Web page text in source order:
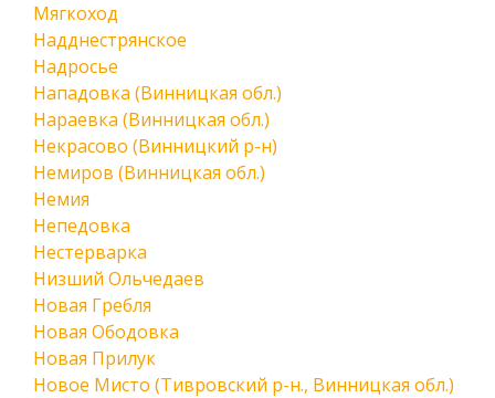
Мягкоход
Надднестрянское
Надросье
Нападовка (Винницкая обл.)
Нараевка (Винницкая обл.)
Некрасово (Винницкий р-н)
Немиров (Винницкая обл.)
Немия
Непедовка
Нестерварка
Низший Ольчедаев
Новая Гребля
Новая Ободовка
Новая Прилук
Новое Мисто (Тивровский р-н., Винницкая обл.)